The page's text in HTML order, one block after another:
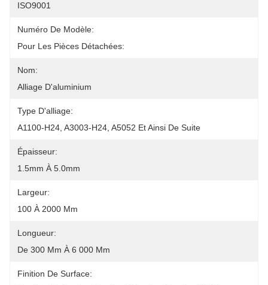
ISO9001
Numéro De Modèle:
Pour Les Pièces Détachées:
Nom:
Alliage D'aluminium
Type D'alliage:
A1100-H24, A3003-H24, A5052 Et Ainsi De Suite
Épaisseur:
1.5mm À 5.0mm
Largeur:
100 À 2000 Mm
Longueur:
De 300 Mm À 6 000 Mm
Finition De Surface: